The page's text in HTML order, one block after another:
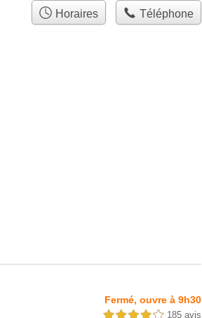
Horaires Téléphone
Fermé, ouvre à 9h30
4,0 étoiles sur 5 185 avis